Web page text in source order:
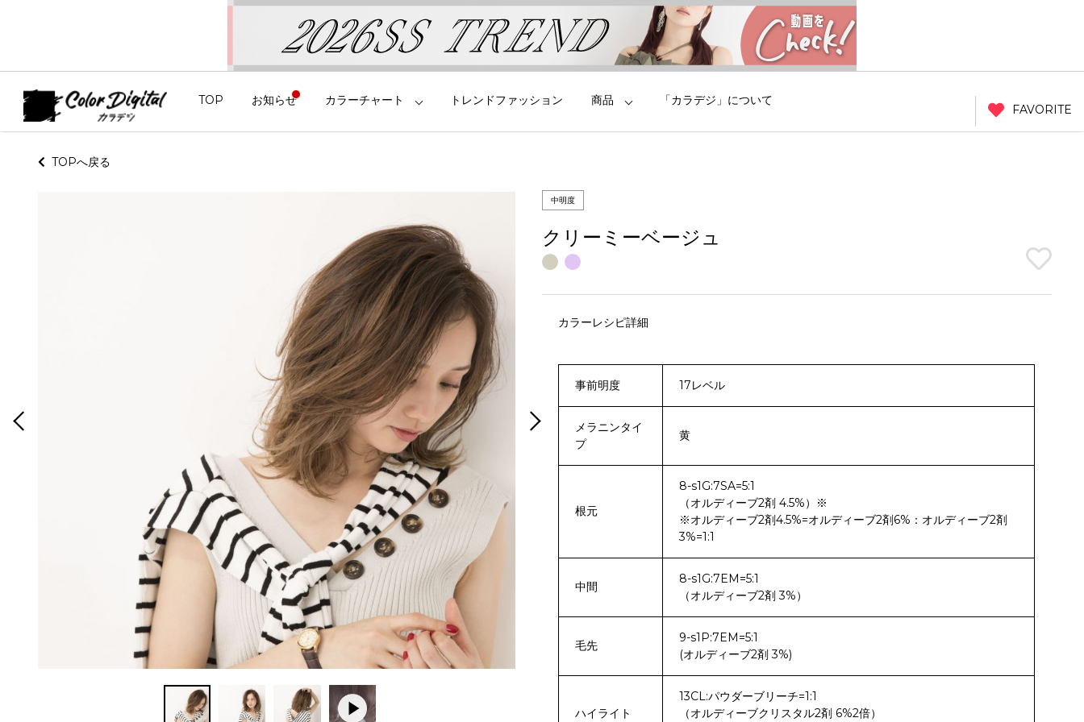
TOP お知らせ カラーチャート トレンドファッション 商品 「カラデジ」について
FAVORITE
TOPへ戻る
中明度
クリーミーベージュ
カラーレシピ詳細
事前明度 17レベル
メラニンタイ
プ
黄
根元
8-s1G:7SA=5:1
（オルディーブ2剤 4.5%）※
※オルディーブ2剤4.5%=オルディーブ2剤6%：オルディーブ2剤
3%=1:1
中間
8-s1G:7EM=5:1
（オルディーブ2剤 3%）
毛先
9-s1P:7EM=5:1
(オルディーブ2剤 3%)
ハイライト
13CL:パウダーブリーチ=1:1
（オルディーブクリスタル2剤 6%2倍）